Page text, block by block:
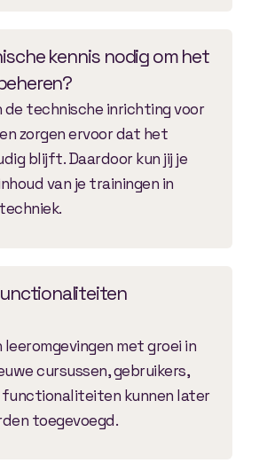
kennis nodig om het
de technische inrichting voor
zorgen ervoor dat het
blijft. Daardoor kun jij je
van je trainingen in
leeromgevingen met groei in
cursussen, gebruikers,
kunnen later
toegevoegd.